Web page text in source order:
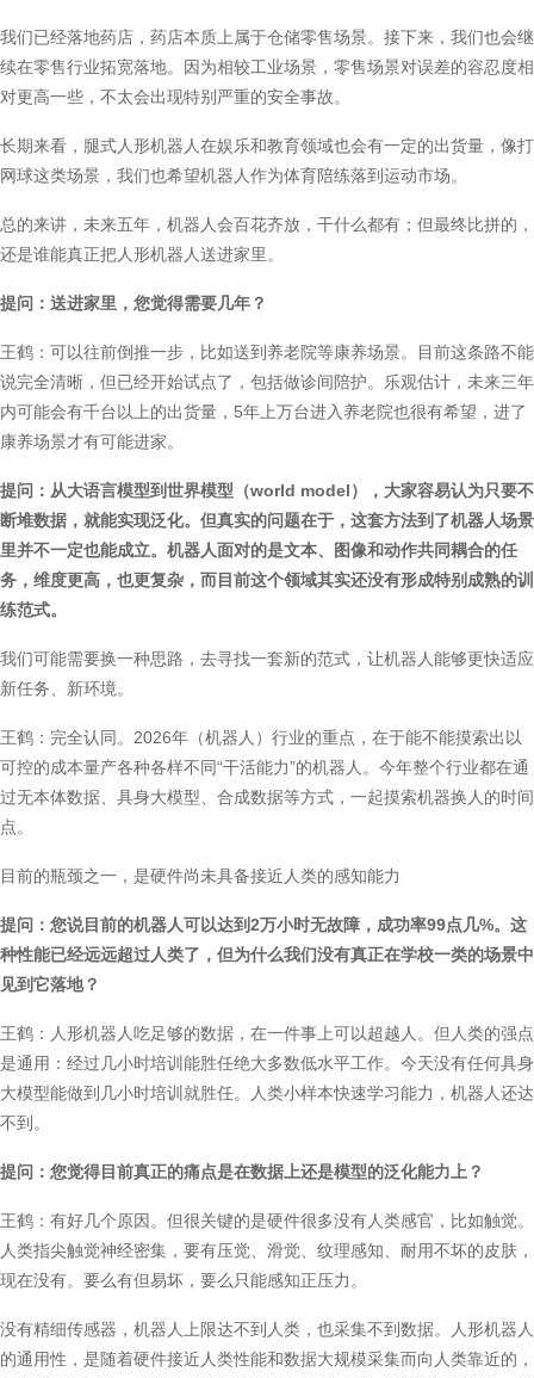
我们已经落地药店，药店本质上属于仓储零售场景。接下来，我们也会继
续在零售行业拓宽落地。因为相较工业场景，零售场景对误差的容忍度相
对更高一些，不太会出现特别严重的安全事故。
长期来看，腿式人形机器人在娱乐和教育领域也会有一定的出货量，像打
网球这类场景，我们也希望机器人作为体育陪练落到运动市场。
总的来讲，未来五年，机器人会百花齐放，干什么都有；但最终比拼的，
还是谁能真正把人形机器人送进家里。
提问：送进家里，您觉得需要几年？
王鹤：可以往前倒推一步，比如送到养老院等康养场景。目前这条路不能
说完全清晰，但已经开始试点了，包括做诊间陪护。乐观估计，未来三年
内可能会有千台以上的出货量，5年上万台进入养老院也很有希望，进了
康养场景才有可能进家。
提问：从大语言模型到世界模型（world model），大家容易认为只要不
断堆数据，就能实现泛化。但真实的问题在于，这套方法到了机器人场景
里并不一定也能成立。机器人面对的是文本、图像和动作共同耦合的任
务，维度更高，也更复杂，而目前这个领域其实还没有形成特别成熟的训
练范式。
我们可能需要换一种思路，去寻找一套新的范式，让机器人能够更快适应
新任务、新环境。
王鹤：完全认同。2026年（机器人）行业的重点，在于能不能摸索出以
可控的成本量产各种各样不同“干活能力”的机器人。今年整个行业都在通
过无本体数据、具身大模型、合成数据等方式，一起摸索机器换人的时间
点。
目前的瓶颈之一，是硬件尚未具备接近人类的感知能力
提问：您说目前的机器人可以达到2万小时无故障，成功率99点几%。这
种性能已经远远超过人类了，但为什么我们没有真正在学校一类的场景中
见到它落地？
王鹤：人形机器人吃足够的数据，在一件事上可以超越人。但人类的强点
是通用：经过几小时培训能胜任绝大多数低水平工作。今天没有任何具身
大模型能做到几小时培训就胜任。人类小样本快速学习能力，机器人还达
不到。
提问：您觉得目前真正的痛点是在数据上还是模型的泛化能力上？
王鹤：有好几个原因。但很关键的是硬件很多没有人类感官，比如触觉。
人类指尖触觉神经密集，要有压觉、滑觉、纹理感知、耐用不坏的皮肤，
现在没有。要么有但易坏，要么只能感知正压力。
没有精细传感器，机器人上限达不到人类，也采集不到数据。人形机器人
的通用性，是随着硬件接近人类性能和数据大规模采集而向人类靠近的，